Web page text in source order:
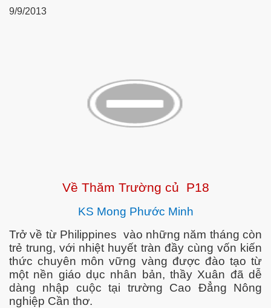
9/9/2013
Về Thăm Trường củ P18
KS Mong Phước Minh
Trở về từ Philippines vào những năm tháng còn
trẻ trung, với nhiệt huyết tràn đầy cùng vốn kiến
thức chuyên môn vững vàng được đào tạo từ
một nền giáo dục nhân bản, thầy Xuân đã dễ
dàng nhập cuộc tại trường Cao Đẳng Nông
nghiệp Cần thơ.